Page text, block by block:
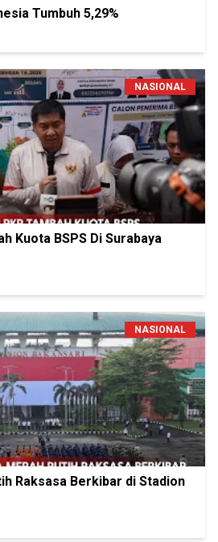
Tumbuh 5,29%
NASIONAL
Kuota BSPS Di Surabaya
NASIONAL
Raksasa Berkibar di Stadion